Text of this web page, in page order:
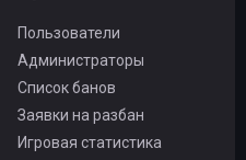
Пользователи
Администраторы
Список банов
Заявки на разбан
Игровая статистика